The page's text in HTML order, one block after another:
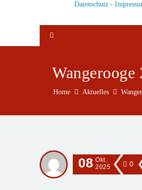
Datenschutz -
Wangerooge
Home Aktuelles
08 Okt.
2025
0